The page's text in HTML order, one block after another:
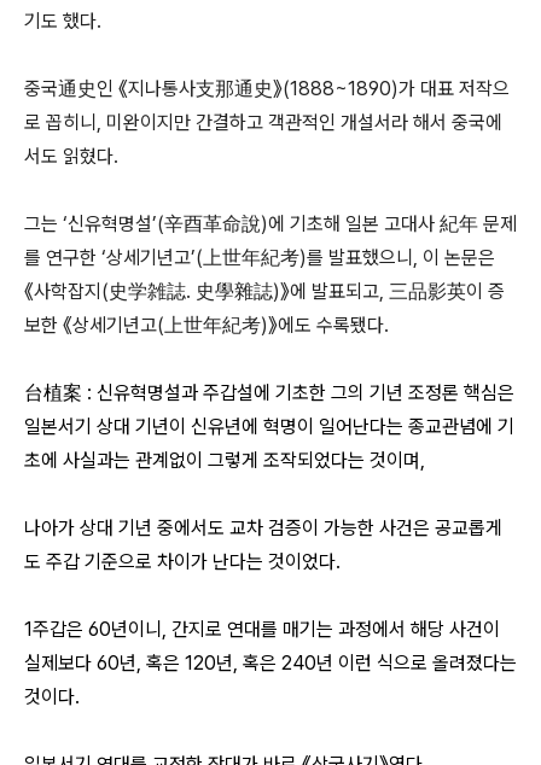
기도 했다.
중국通史인 《지나통사支那通史》(1888~1890)가 대표 저작으
로 꼽히니, 미완이지만 간결하고 객관적인 개설서라 해서 중국에
서도 읽혔다.
그는 ‘신유혁명설’(辛酉革命說)에 기초해 일본 고대사 紀年 문제
를 연구한 ‘상세기년고’(上世年紀考)를 발표했으니, 이 논문은
《사학잡지(史学雑誌. 史學雜誌)》에 발표되고, 三品影英이 증
보한 《상세기년고(上世年紀考)》에도 수록됐다.
台植案 : 신유혁명설과 주갑설에 기초한 그의 기년 조정론 핵심은
일본서기 상대 기년이 신유년에 혁명이 일어난다는 종교관념에 기
초에 사실과는 관계없이 그렇게 조작되었다는 것이며,
나아가 상대 기년 중에서도 교차 검증이 가능한 사건은 공교롭게
도 주갑 기준으로 차이가 난다는 것이었다.
1주갑은 60년이니, 간지로 연대를 매기는 과정에서 해당 사건이
실제보다 60년, 혹은 120년, 혹은 240년 이런 식으로 올려졌다는
것이다.